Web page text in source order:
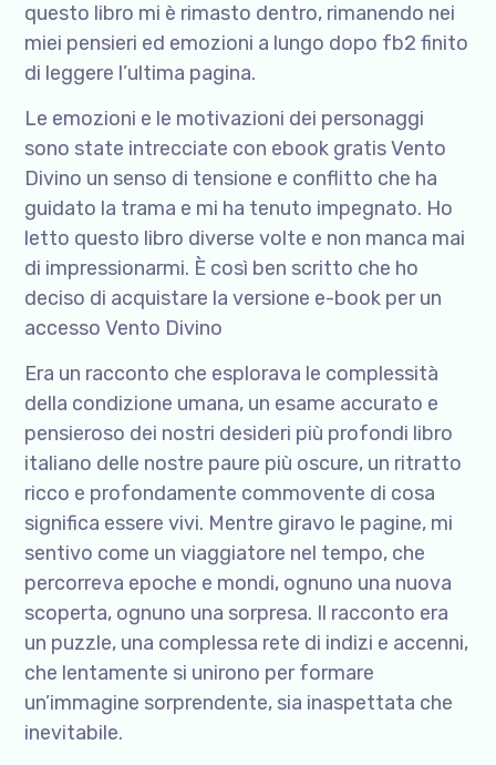
questo libro mi è rimasto dentro, rimanendo nei
miei pensieri ed emozioni a lungo dopo fb2 finito
di leggere l’ultima pagina.
Le emozioni e le motivazioni dei personaggi
sono state intrecciate con ebook gratis Vento
Divino un senso di tensione e conflitto che ha
guidato la trama e mi ha tenuto impegnato. Ho
letto questo libro diverse volte e non manca mai
di impressionarmi. È così ben scritto che ho
deciso di acquistare la versione e-book per un
accesso Vento Divino
Era un racconto che esplorava le complessità
della condizione umana, un esame accurato e
pensieroso dei nostri desideri più profondi libro
italiano delle nostre paure più oscure, un ritratto
ricco e profondamente commovente di cosa
significa essere vivi. Mentre giravo le pagine, mi
sentivo come un viaggiatore nel tempo, che
percorreva epoche e mondi, ognuno una nuova
scoperta, ognuno una sorpresa. Il racconto era
un puzzle, una complessa rete di indizi e accenni,
che lentamente si unirono per formare
un’immagine sorprendente, sia inaspettata che
inevitabile.